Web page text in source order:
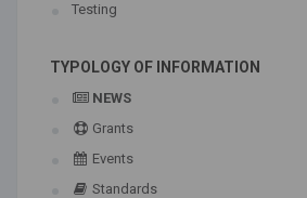
Testing
TYPOLOGY OF INFORMATION
NEWS
Grants
Events
Standards